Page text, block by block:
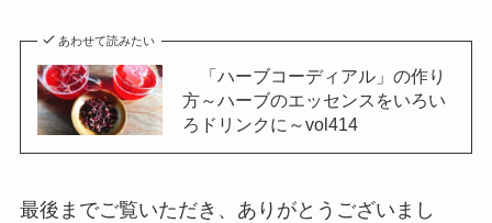
あわせて読みたい
「ハーブコーディアル」の作り
方～ハーブのエッセンスをいろい
ろドリンクに～vol414
最後までご覧いただき、ありがとうございまし